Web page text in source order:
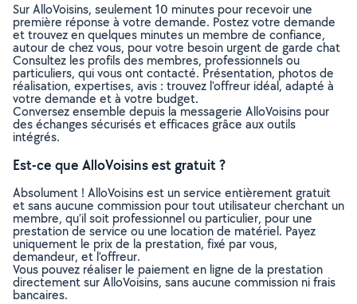
Sur AlloVoisins, seulement 10 minutes pour recevoir une
première réponse à votre demande. Postez votre demande
et trouvez en quelques minutes un membre de confiance,
autour de chez vous, pour votre besoin urgent de garde chat
Consultez les profils des membres, professionnels ou
particuliers, qui vous ont contacté. Présentation, photos de
réalisation, expertises, avis : trouvez l'offreur idéal, adapté à
votre demande et à votre budget.
Conversez ensemble depuis la messagerie AlloVoisins pour
des échanges sécurisés et efficaces grâce aux outils
intégrés.
Est-ce que AlloVoisins est gratuit ?
Absolument ! AlloVoisins est un service entièrement gratuit
et sans aucune commission pour tout utilisateur cherchant un
membre, qu’il soit professionnel ou particulier, pour une
prestation de service ou une location de matériel. Payez
uniquement le prix de la prestation, fixé par vous,
demandeur, et l’offreur.
Vous pouvez réaliser le paiement en ligne de la prestation
directement sur AlloVoisins, sans aucune commission ni frais
bancaires.